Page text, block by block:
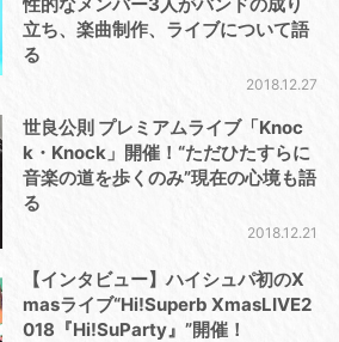
立ち、楽曲制作、ライブについて語
る
2018.12.27
世良公則 プレミアムライブ「Knoc
k・Knock」開催！“ただひたすらに
音楽の道を歩くのみ”現在の心境も語
る
2018.12.21
【インタビュー】ハイシュパ初のX
masライブ“Hi!Superb XmasLIVE2
018『Hi!SuParty』”開催！